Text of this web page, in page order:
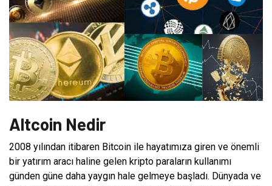
Altcoin Nedir
2008 yılından itibaren Bitcoin ile hayatımıza giren ve önemli
bir yatırım aracı haline gelen kripto paraların kullanımı
günden güne daha yaygın hale gelmeye başladı. Dünyada ve